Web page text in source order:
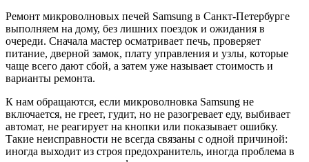
Ремонт микроволновых печей Samsung в Санкт-Петербурге
выполняем на дому, без лишних поездок и ожидания в
очереди. Сначала мастер осматривает печь, проверяет
питание, дверной замок, плату управления и узлы, которые
чаще всего дают сбой, а затем уже называет стоимость и
варианты ремонта.
К нам обращаются, если микроволновка Samsung не
включается, не греет, гудит, но не разогревает еду, выбивает
автомат, не реагирует на кнопки или показывает ошибку.
Такие неисправности не всегда связаны с одной причиной:
иногда выходит из строя предохранитель, иногда проблема в